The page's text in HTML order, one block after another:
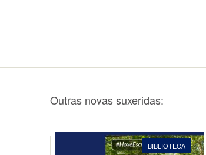
Outras novas suxeridas:
BIBLIOTECA